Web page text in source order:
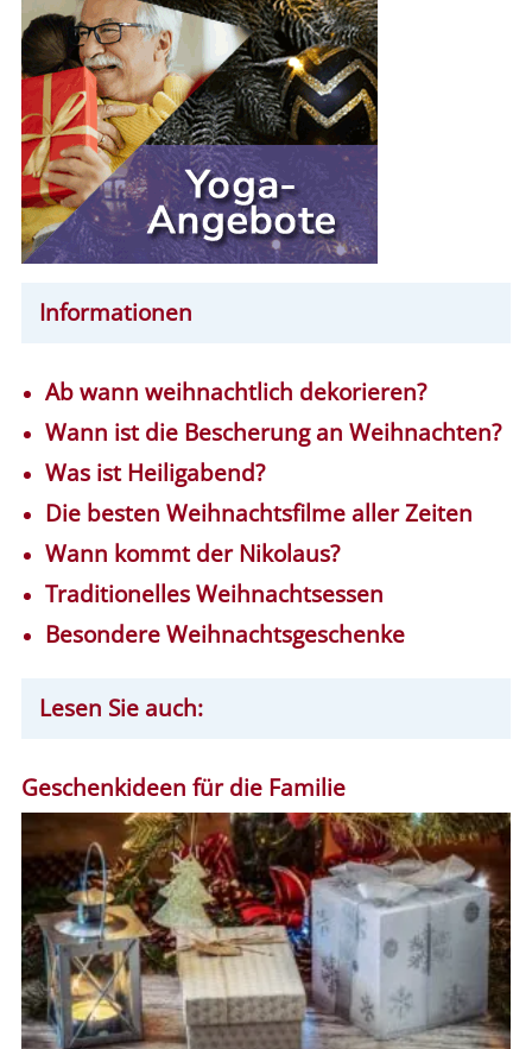
Informationen
Ab wann weihnachtlich dekorieren?
Wann ist die Bescherung an Weihnachten?
Was ist Heiligabend?
Die besten Weihnachtsfilme aller Zeiten
Wann kommt der Nikolaus?
Traditionelles Weihnachtsessen
Besondere Weihnachtsgeschenke
Lesen Sie auch:
Geschenkideen für die Familie